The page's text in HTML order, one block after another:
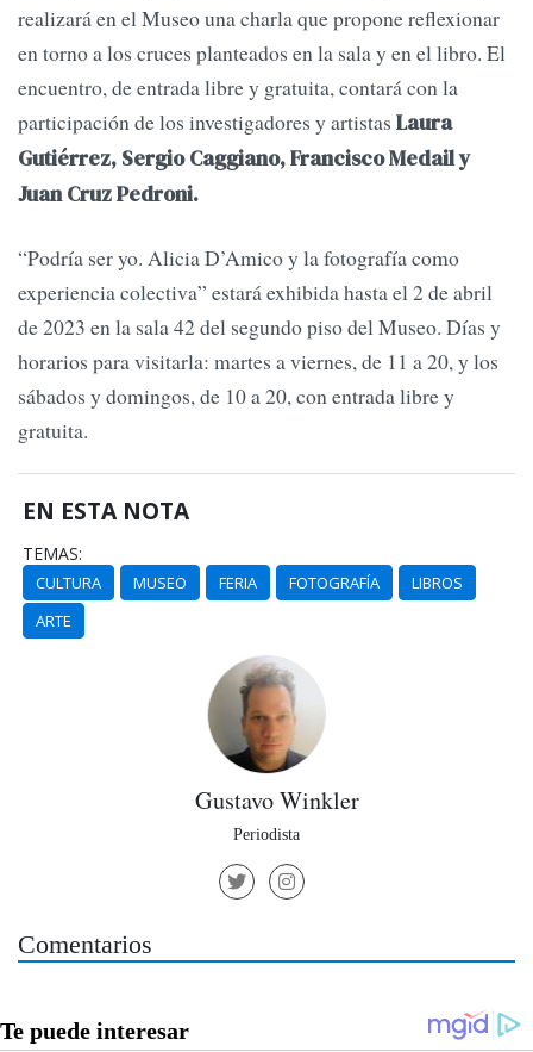
realizará en el Museo una charla que propone reflexionar
en torno a los cruces planteados en la sala y en el libro. El
encuentro, de entrada libre y gratuita, contará con la
participación de los investigadores y artistas Laura
Gutiérrez, Sergio Caggiano, Francisco Medail y
Juan Cruz Pedroni.
“Podría ser yo. Alicia D’Amico y la fotografía como
experiencia colectiva” estará exhibida hasta el 2 de abril
de 2023 en la sala 42 del segundo piso del Museo. Días y
horarios para visitarla: martes a viernes, de 11 a 20, y los
sábados y domingos, de 10 a 20, con entrada libre y
gratuita.
EN ESTA NOTA
TEMAS:
CULTURA MUSEO FERIA FOTOGRAFÍA
LIBROS
ARTE
Gustavo Winkler
Periodista
Comentarios